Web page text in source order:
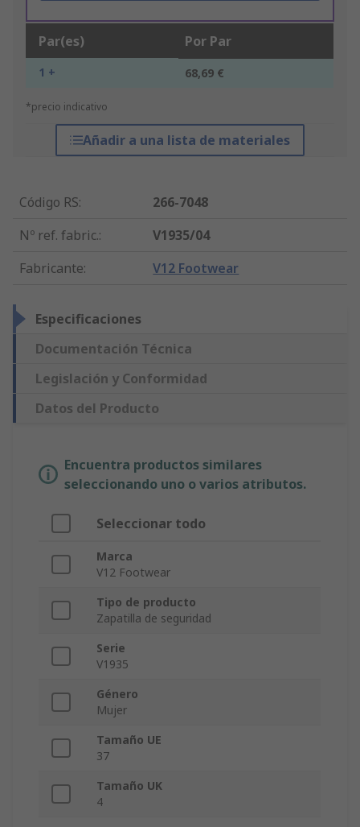
Par(es) Por Par
1 + 68,69 €
*precio indicativo
Añadir a una lista de materiales
Código RS:
266-7048
Nº ref. fabric.:
V1935/04
Fabricante: V12 Footwear
Especificaciones
Documentación Técnica
Legislación y Conformidad
Datos del Producto
Encuentra productos similares
seleccionando uno o varios atributos.
Seleccionar todo
Marca
V12 Footwear
Tipo de producto
Zapatilla de seguridad
Serie
V1935
Género
Mujer
Tamaño UE
37
Tamaño UK
4